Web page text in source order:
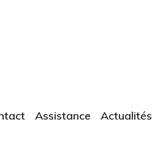
Assistance Actualités